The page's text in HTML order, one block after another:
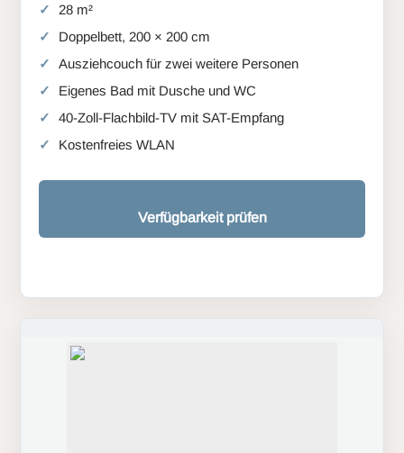
28 m²
Doppelbett, 200 × 200 cm
Ausziehcouch für zwei weitere Personen
Eigenes Bad mit Dusche und WC
40-Zoll-Flachbild-TV mit SAT-Empfang
Kostenfreies WLAN
Verfügbarkeit prüfen